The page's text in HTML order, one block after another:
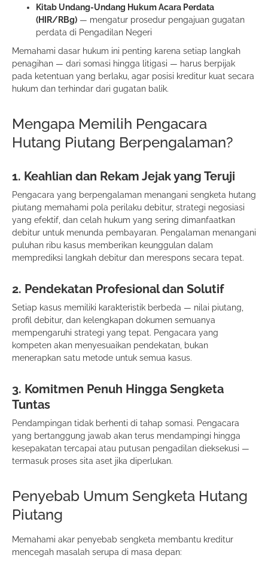
Kitab Undang-Undang Hukum Acara Perdata
(HIR/RBg) — mengatur prosedur pengajuan gugatan
perdata di Pengadilan Negeri
Memahami dasar hukum ini penting karena setiap langkah
penagihan — dari somasi hingga litigasi — harus berpijak
pada ketentuan yang berlaku, agar posisi kreditur kuat secara
hukum dan terhindar dari gugatan balik.
Mengapa Memilih Pengacara
Hutang Piutang Berpengalaman?
1. Keahlian dan Rekam Jejak yang Teruji
Pengacara yang berpengalaman menangani sengketa hutang
piutang memahami pola perilaku debitur, strategi negosiasi
yang efektif, dan celah hukum yang sering dimanfaatkan
debitur untuk menunda pembayaran. Pengalaman menangani
puluhan ribu kasus memberikan keunggulan dalam
memprediksi langkah debitur dan merespons secara tepat.
2. Pendekatan Profesional dan Solutif
Setiap kasus memiliki karakteristik berbeda — nilai piutang,
profil debitur, dan kelengkapan dokumen semuanya
mempengaruhi strategi yang tepat. Pengacara yang
kompeten akan menyesuaikan pendekatan, bukan
menerapkan satu metode untuk semua kasus.
3. Komitmen Penuh Hingga Sengketa
Tuntas
Pendampingan tidak berhenti di tahap somasi. Pengacara
yang bertanggung jawab akan terus mendampingi hingga
kesepakatan tercapai atau putusan pengadilan dieksekusi —
termasuk proses sita aset jika diperlukan.
Penyebab Umum Sengketa Hutang
Piutang
Memahami akar penyebab sengketa membantu kreditur
mencegah masalah serupa di masa depan: